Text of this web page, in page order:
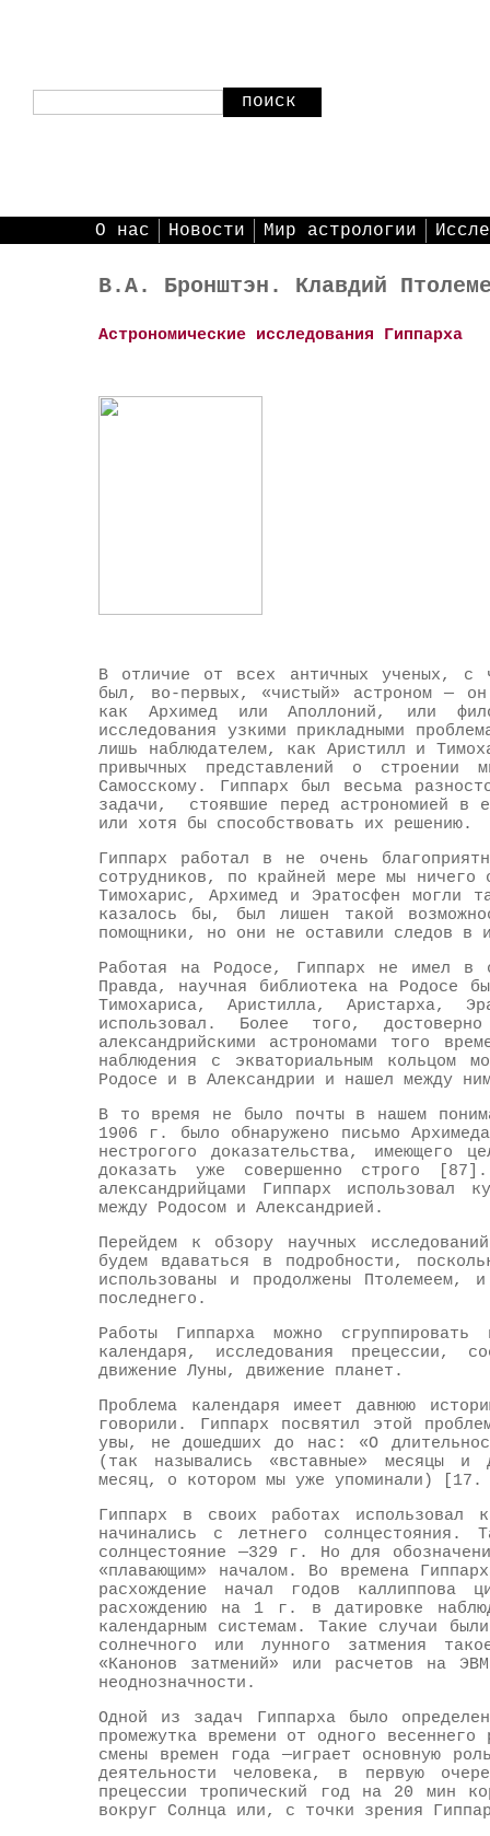
поиск
О нас Новости Мир астрологии
В.А. Бронштэн. Клавдий
Астрономические исследования Гиппарха
В отличие от всех античных ученых, с
был, во-первых, «чистый» астроном — он
как Архимед или Аполлоний, или
исследования узкими прикладными
лишь наблюдателем, как Аристилл и
привычных представлений о строении
Самосскому. Гиппарх был весьма
задачи, стоявшие перед астрономией в
или хотя бы способствовать их решению.
Гиппарх работал в не очень
сотрудников, по крайней мере мы
Тимохарис, Архимед и Эратосфен могли
казалось бы, был лишен такой
помощники, но они не оставили следов в
Работая на Родосе, Гиппарх не имел в
Правда, научная библиотека на Родосе
Тимохариса, Аристилла, Аристарха,
использовал. Более того,
александрийскими астрономами того
наблюдения с экваториальным кольцом
Родосе и в Александрии и нашел между
В то время не было почты в нашем
1906 г. было обнаружено письмо
нестрогого доказательства, имеющего
доказать уже совершенно строго
александрийцами Гиппарх использовал
между Родосом и Александрией.
Перейдем к обзору научных
будем вдаваться в подробности,
использованы и продолжены
последнего.
Работы Гиппарха можно
календаря, исследования прецессии,
движение Луны, движение планет.
Проблема календаря имеет давнюю
говорили. Гиппарх посвятил этой
увы, не дошедших до нас: «О
(так назывались «вставные» месяцы и
месяц, о котором мы уже упоминали)
Гиппарх в своих работах использовал
начинались с летнего
солнцестояние —329 г. Но для
«плавающим» началом. Во времена
расхождение начал годов каллиппова
расхождению на 1 г. в датировке
календарным системам. Такие случаи
солнечного или лунного затмения
«Канонов затмений» или расчетов на
неоднозначности.
Одной из задач Гиппарха было
промежутка времени от одного
смены времен года —играет основную
деятельности человека, в первую
прецессии тропический год на 20 мин
вокруг Солнца или, с точки зрения